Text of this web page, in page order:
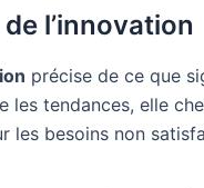
l’innovation
précise de ce que
les tendances, elle
les besoins non